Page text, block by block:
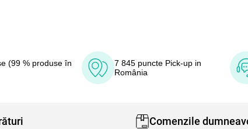
(99 % produse în
7 845 puncte Pick-up in
România
Comenzile